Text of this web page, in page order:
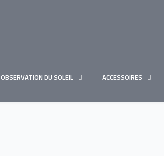
OBSERVATION DU SOLEIL ACCESSOIRES